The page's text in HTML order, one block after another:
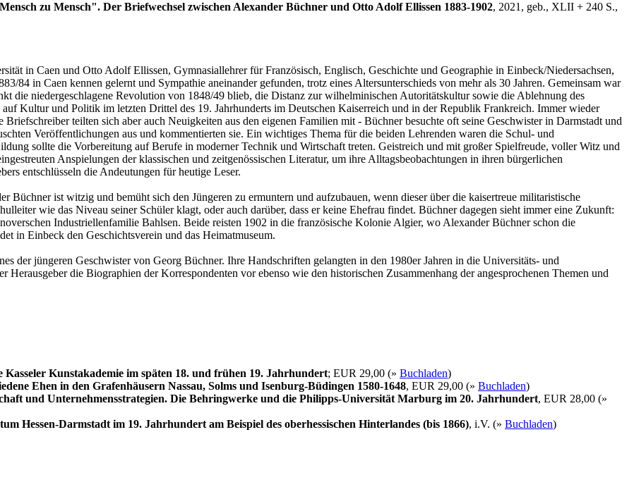
zu Mensch". Der Briefwechsel zwischen Alexander Büchner und Otto Adolf Ellissen 1883-1902, 2021, geb., XLII + 240 S.,
in Caen und Otto Adolf Ellissen, Gymnasiallehrer für Französisch, Englisch, Geschichte und Geographie in Einbeck/Niedersachsen,
84 in Caen kennen gelernt und Sympathie aneinander gefunden, trotz eines Altersunterschieds von mehr als 30 Jahren. Gemeinsam war
die niedergeschlagene Revolution von 1848/49 blieb, die Distanz zur wilhelminischen Autoritätskultur sowie die Ablehnung des
Kultur und Politik im letzten Drittel des 19. Jahrhunderts im Deutschen Kaiserreich und in der Republik Frankreich. Immer wieder
teilten sich aber auch Neuigkeiten aus den eigenen Familien mit - Büchner besuchte oft seine Geschwister in Darmstadt und
Veröffentlichungen aus und kommentierten sie. Ein wichtiges Thema für die beiden Lehrenden waren die Schul- und
sollte die Vorbereitung auf Berufe in moderner Technik und Wirtschaft treten. Geistreich und mit großer Spielfreude, voller Witz und
Anspielungen der klassischen und zeitgenössischen Literatur, um ihre Alltagsbeobachtungen in ihren bürgerlichen
entschlüsseln die Andeutungen für heutige Leser.
ist witzig und bemüht sich den Jüngeren zu ermuntern und aufzubauen, wenn dieser über die kaisertreue militaristische
wie das Niveau seiner Schüler klagt, oder auch darüber, dass er keine Ehefrau findet. Büchner dagegen sieht immer eine Zukunft:
Industriellenfamilie Bahlsen. Beide reisten 1902 in die französische Kolonie Algier, wo Alexander Büchner schon die
in Einbeck den Geschichtsverein und das Heimatmuseum.
der jüngeren Geschwister von Georg Büchner. Ihre Handschriften gelangten in den 1980er Jahren in die Universitäts- und
die Biographien der Korrespondenten vor ebenso wie den historischen Zusammenhang der angesprochenen Themen und
Kunstakademie im späten 18. und frühen 19. Jahrhundert; EUR 29,00 (» Buchladen)
Ehen in den Grafenhäusern Nassau, Solms und Isenburg-Büdingen 1580-1648, EUR 29,00 (» Buchladen)
und Unternehmensstrategien. Die Behringwerke und die Philipps-Universität Marburg im 20. Jahrhundert, EUR 28,00 (»
Hessen-Darmstadt im 19. Jahrhundert am Beispiel des oberhessischen Hinterlandes (bis 1866), i.V. (» Buchladen)